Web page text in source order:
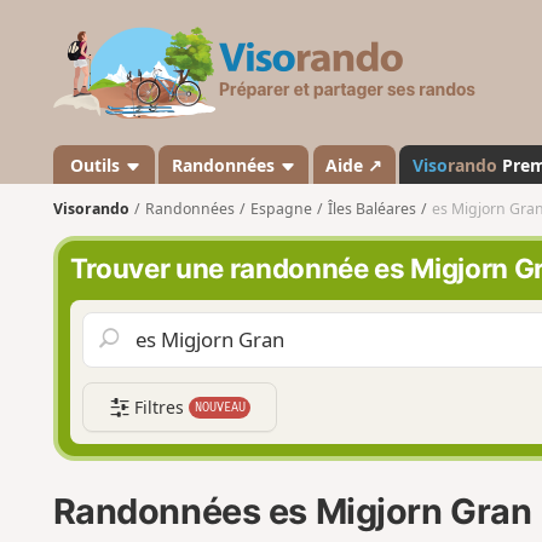
s
a
n
d
o
Outils Randonnées Aide ↗ Visorando
Visorando Randonnées Espagne Îles Baléares es Migjorn Gran
Trouver une randonnée es Migjorn
Filtres NOUVEAU
Randonnées es Migjorn Gran